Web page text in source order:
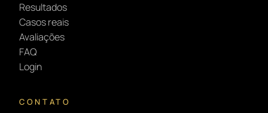
Resultados
Casos reais
Avaliações
FAQ
Login
CONTATO